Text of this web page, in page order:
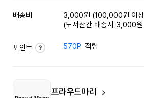
배송비
3,000원 (100,000원 이
(도서산간 배송시 3,000
포인트 570P 적립
프라우드마리